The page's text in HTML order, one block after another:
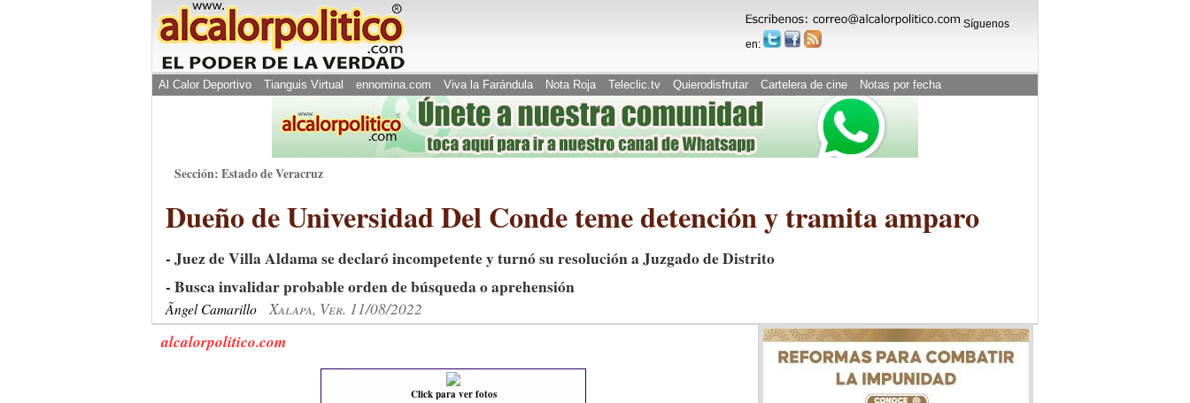
Síguenos
en:
Al Calor Deportivo Tianguis Virtual ennomina.com Viva la Farándula Nota Roja Teleclic.tv Quierodisfrutar Cartelera de cine Notas por fecha
Sección: Estado de Veracruz
Dueño de Universidad Del Conde teme detención y tramita amparo
- Juez de Villa Aldama se declaró incompetente y turnó su resolución a Juzgado de Distrito
- Busca invalidar probable orden de búsqueda o aprehensión
Ãngel Camarillo Xalapa, Ver. 11/08/2022
alcalorpolitico.com
Click para ver fotos